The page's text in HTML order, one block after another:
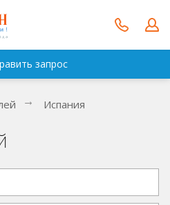
запрос
Испания